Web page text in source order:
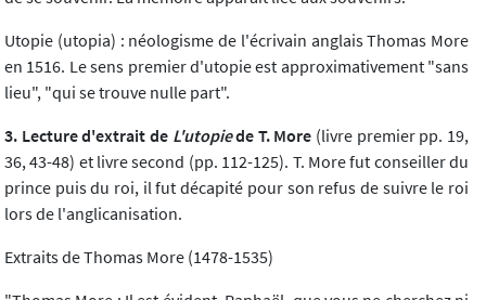
Utopie (utopia) : néologisme de l'écrivain anglais Thomas More
en 1516. Le sens premier d'utopie est approximativement "sans
lieu", "qui se trouve nulle part".
3. Lecture d'extrait de L'utopiede T. More (livre premier pp. 19,
36, 43-48) et livre second (pp. 112-125). T. More fut conseiller du
prince puis du roi, il fut décapité pour son refus de suivre le roi
lors de l'anglicanisation.
Extraits de Thomas More (1478-1535)